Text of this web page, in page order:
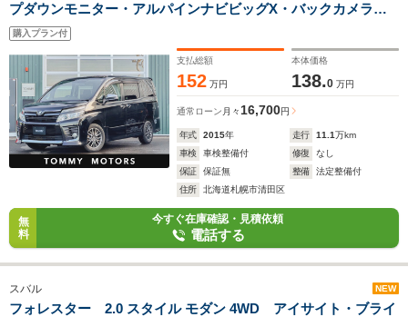
プダウンモニター・アルパインナビビッグX・バックカメラ・
ETC・フルセグ・スマートキー・スペアキー
購入プラン付
支払総額
152 万円
本体価格
138.0 万円
通常ローン 月々 16,700円
年式 2015年 走行 11.1万km
車検
車検整備付 修復
なし
保証
保証無 整備
法定整備付
住所
北海道札幌市清田区
無
料
今すぐ在庫確認・見積依頼
電話する
スバル NEW
フォレスター 2.0 スタイル モダン 4WD アイサイト・ブライ